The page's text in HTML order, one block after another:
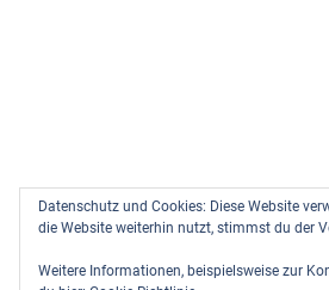
Datenschutz und Cookies: Diese Website
die Website weiterhin nutzt, stimmst du der
Weitere Informationen, beispielsweise zur